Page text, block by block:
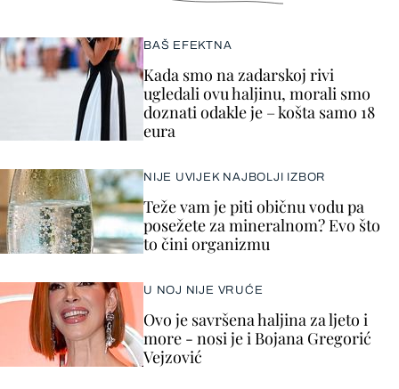
BAŠ EFEKTNA
Kada smo na zadarskoj rivi
ugledali ovu haljinu, morali smo
doznati odakle je – košta samo 18
eura
NIJE UVIJEK NAJBOLJI IZBOR
Teže vam je piti običnu vodu pa
posežete za mineralnom? Evo što
to čini organizmu
U NOJ NIJE VRUĆE
Ovo je savršena haljina za ljeto i
more - nosi je i Bojana Gregorić
Vejzović